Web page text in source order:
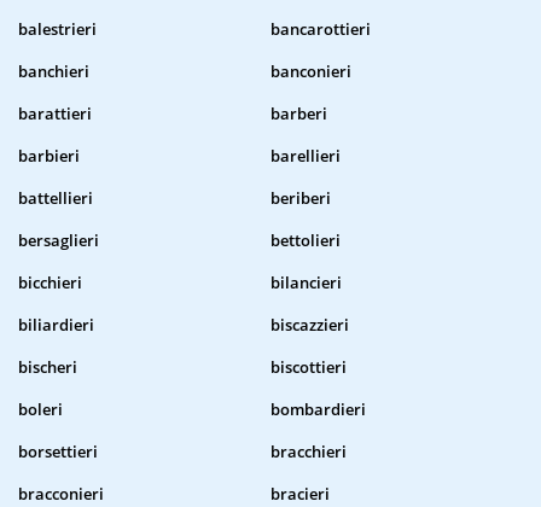
balestrieri
bancarottieri
banchieri
banconieri
barattieri
barberi
barbieri
barellieri
battellieri
beriberi
bersaglieri
bettolieri
bicchieri
bilancieri
biliardieri
biscazzieri
bischeri
biscottieri
boleri
bombardieri
borsettieri
bracchieri
bracconieri
bracieri